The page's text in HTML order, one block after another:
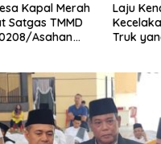
Hantam
di Bahu
Kurang
Lima
Curas